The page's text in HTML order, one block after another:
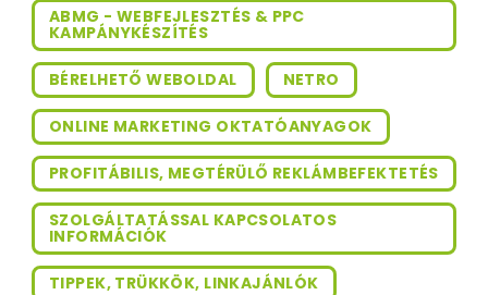
ABMG - WEBFEJLESZTÉS & PPC
KAMPÁNYKÉSZÍTÉS
BÉRELHETŐ WEBOLDAL NETRO
ONLINE MARKETING OKTATÓANYAGOK
PROFITÁBILIS, MEGTÉRÜLŐ REKLÁMBEFEKTETÉS
SZOLGÁLTATÁSSAL KAPCSOLATOS
INFORMÁCIÓK
TIPPEK, TRÜKKÖK, LINKAJÁNLÓK